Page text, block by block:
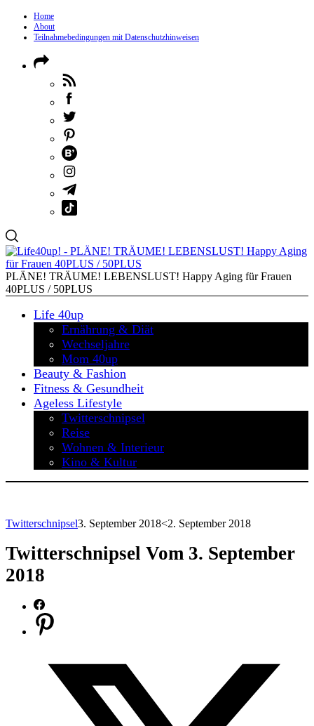
Home
About
Teilnahmebedingungen mit Datenschutzhinweisen
PLÄNE! TRÄUME! LEBENSLUST! Happy Aging für Frauen
40PLUS / 50PLUS
Life 40up
Ernährung & Diät
Wechseljahre
Mom 40up
Beauty & Fashion
Fitness & Gesundheit
Ageless Lifestyle
Twitterschnipsel
Reise
Wohnen & Interieur
Kino & Kultur
Twitterschnipsel3. September 2018<2. September 2018
Twitterschnipsel Vom 3. September
2018